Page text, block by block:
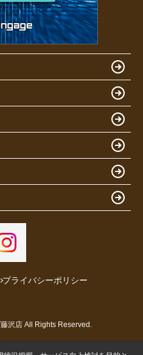
プライバシーポリシー
沢店 All Rights Reserved.